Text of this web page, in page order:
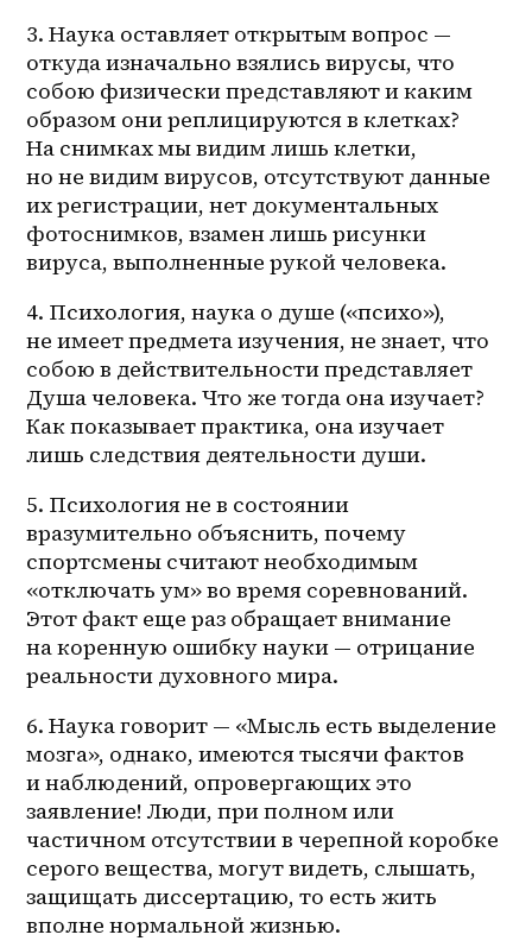
3. Наука оставляет открытым вопрос —
откуда изначально взялись вирусы, что
собою физически представляют и каким
образом они реплицируются в клетках?
На снимках мы видим лишь клетки,
но не видим вирусов, отсутствуют данные
их регистрации, нет документальных
фотоснимков, взамен лишь рисунки
вируса, выполненные рукой человека.
4. Психология, наука о душе («психо»),
не имеет предмета изучения, не знает, что
собою в действительности представляет
Душа человека. Что же тогда она изучает?
Как показывает практика, она изучает
лишь следствия деятельности души.
5. Психология не в состоянии
вразумительно объяснить, почему
спортсмены считают необходимым
«отключать ум» во время соревнований.
Этот факт еще раз обращает внимание
на коренную ошибку науки — отрицание
реальности духовного мира.
6. Наука говорит — «Мысль есть выделение
мозга», однако, имеются тысячи фактов
и наблюдений, опровергающих это
заявление! Люди, при полном или
частичном отсутствии в черепной коробке
серого вещества, могут видеть, слышать,
защищать диссертацию, то есть жить
вполне нормальной жизнью.